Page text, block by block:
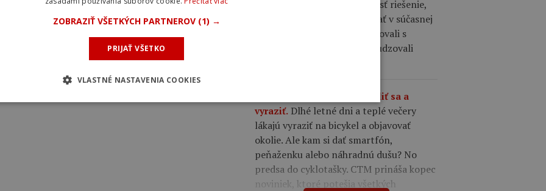
Accell Group nedokázala nájsť riešenie,
ktoré by umožnilo pokračovať v súčasnej
podobe, hoci poradcovia rokovali s
viacerými záujemcami a posudzovali
CTM tašky – čas zbaliť sa a
vyraziť. Dlhé letné dni a teplé večery
lákajú vyraziť na bicykel a objavovať
okolie. Ale kam si dať smartfón,
peňaženku alebo náhradnú dušu? No
predsa do cyklotašky. CTM prináša kopec
noviniek, ktoré potešia všetkých
ZOBRAZIŤ VŠETKÝCH PARTNEROV (1) →
PRIJAŤ VŠETKO
VLASTNÉ NASTAVENIA COOKIES